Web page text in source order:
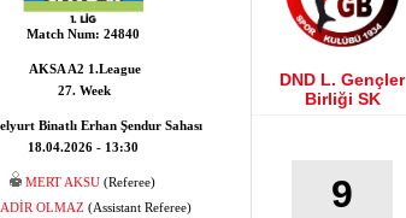
Match Num: 24840
AKSA A2 1.League
27. Week
Binatlı Erhan Şendur Sahası
18.04.2026 - 13:30
MERT AKSU (Referee)
OLMAZ (Assistant Referee)
DND L. Gençler
Birliği SK
9